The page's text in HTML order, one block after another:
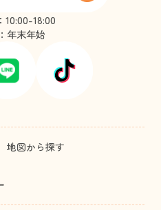
10:00-18:00
年末年始
地図から探す